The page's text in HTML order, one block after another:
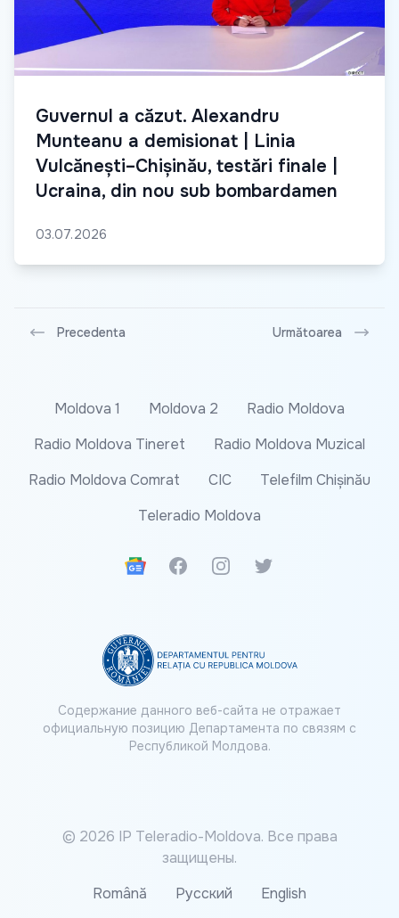
Guvernul a căzut. Alexandru
Munteanu a demisionat | Linia
Vulcănești–Chișinău, testări finale |
Ucraina, din nou sub bombardamen
03.07.2026
Precedenta Următoarea
Moldova 1 Moldova 2
Radio Moldova
Radio Moldova Tineret
Radio Moldova Muzical
Radio Moldova Comrat
CIC
Telefilm Chișinău
Teleradio Moldova
Google News
FacebookInstagramTwitter
Содержание данного веб-сайта не отражает
официальную позицию Департамента по связям с
Республикой Молдова.
© 2026 IP Teleradio-Moldova. Все права
защищены.
Română
Русский English